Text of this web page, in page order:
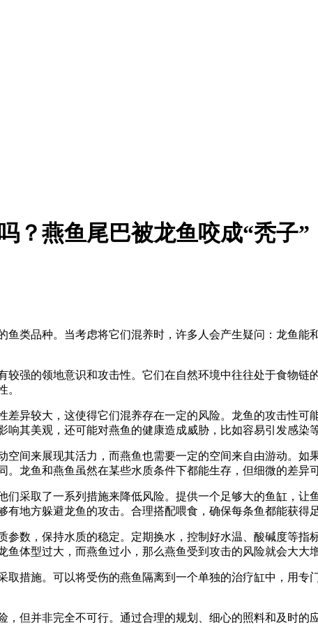
？燕鱼尾巴被龙鱼咬成“秃子”
鱼类品种。当考虑将它们混养时，许多人会产生疑问：龙鱼
较强的领地意识和攻击性。它们在自然环境中往往处于食物
。
差异较大，这使得它们混养存在一定的风险。龙鱼的攻击性
其美观，还可能对燕鱼的健康造成威胁，比如容易引发感染等
空间来展现其活力，而燕鱼也需要一定的空间来自由游动。
。龙鱼和燕鱼虽然在某些水质条件下都能生存，但细微的差异
们采取了一系列措施来降低风险。提供一个足够大的鱼缸，
有地方躲避龙鱼的攻击。合理搭配喂食，确保每条鱼都能获得
参数，保持水质的稳定。定期换水，控制好水温、酸碱度等
体型过大，而燕鱼过小，那么燕鱼受到攻击的风险就会大大增
取措施。可以将受伤的燕鱼隔离到一个单独的治疗缸中，用
，但并非完全不可行。通过合理的规划、细心的照料和及时